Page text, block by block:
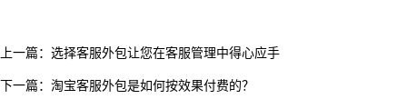
上一篇： 选择客服外包让您在客服管理中得心应手
下一篇： 淘宝客服外包是如何按效果付费的？